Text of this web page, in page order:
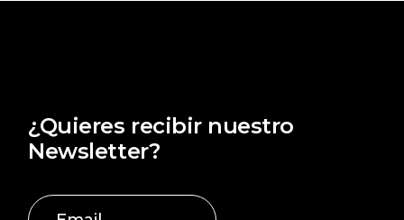
¿Quieres recibir nuestro
Newsletter?